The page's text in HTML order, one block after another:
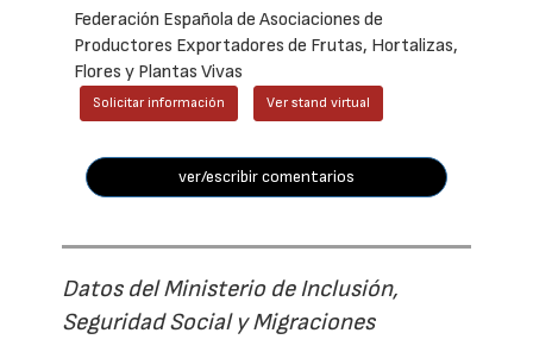
Federación Española de Asociaciones de
Productores Exportadores de Frutas, Hortalizas,
Flores y Plantas Vivas
Solicitar información Ver stand virtual
ver/escribir comentarios
Datos del Ministerio de Inclusión,
Seguridad Social y Migraciones